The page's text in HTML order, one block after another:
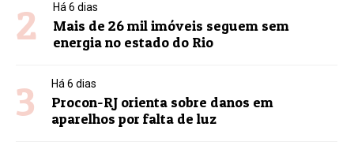
2 Há 6 dias
Mais de 26 mil imóveis seguem sem
energia no estado do Rio
3 Há 6 dias
Procon-RJ orienta sobre danos em
aparelhos por falta de luz